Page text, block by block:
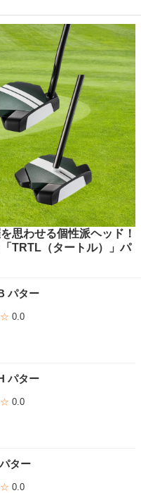
思わせる個性派ヘッド！
TRTL（タートル）」パ
パター
0.0
パター
0.0
ター
0.0